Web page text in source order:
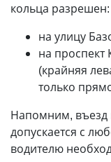
кольца разрешен:
на улицу
на проспект
(крайняя
только
Напомним, въезд
допускается с
водителю